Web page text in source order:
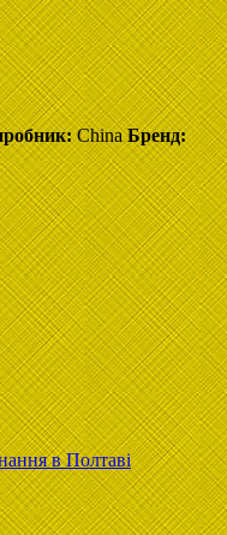
China Бренд:
в Полтаві